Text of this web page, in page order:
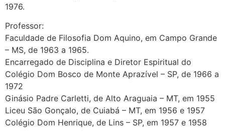
1976.
Professor:
Faculdade de Filosofia Dom Aquino, em Campo Grande
– MS, de 1963 a 1965.
Encarregado de Disciplina e Diretor Espiritual do
Colégio Dom Bosco de Monte Aprazível – SP, de 1966 a
1972
Ginásio Padre Carletti, de Alto Araguaia – MT, em 1955
Liceu São Gonçalo, de Cuiabá – MT, em 1956 e 1957
Colégio Dom Henrique, de Lins – SP, em 1957 e 1958